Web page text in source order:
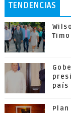
TENDENCIAS
país